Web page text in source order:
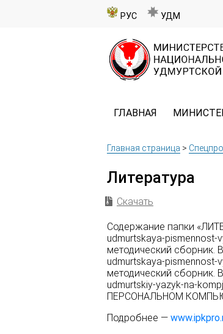
РУС УДМ
ГЛАВНАЯ
Главная страница >
Литература
Скачать
Содержание папки
udmurtskaya-
методический сборник.
udmurtskaya-
методический сборник.
udmurtskiy-yazyk-na-
ПЕРСОНАЛЬНОМ
Подробнее —